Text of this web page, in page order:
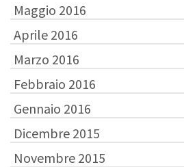
Maggio 2016
Aprile 2016
Marzo 2016
Febbraio 2016
Gennaio 2016
Dicembre 2015
Novembre 2015